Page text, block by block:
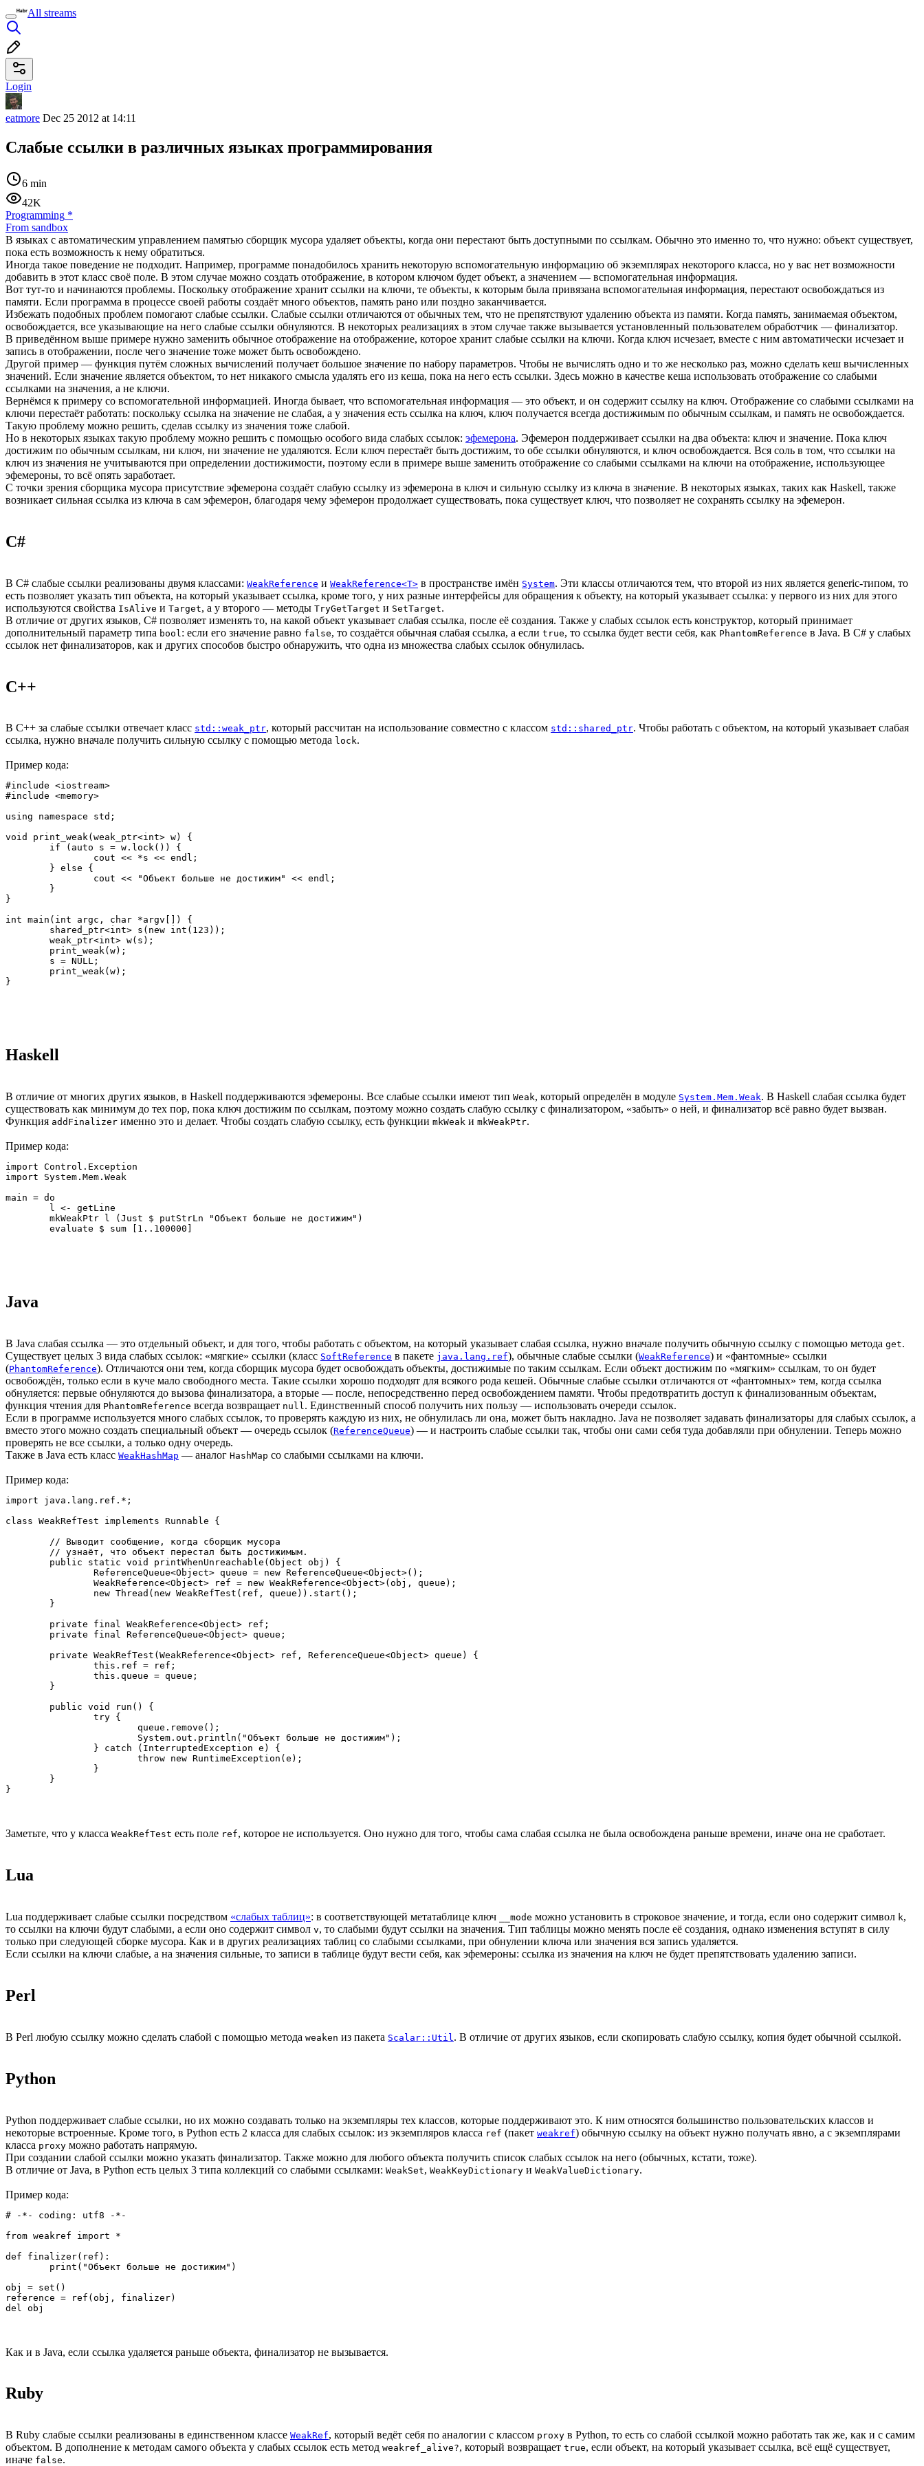
All streams
Login
eatmore Dec 25 2012 at 14:11
Слабые ссылки в различных языках программирования
6 min
42K
Programming *
From sandbox
В языках с автоматическим управлением памятью сборщик мусора удаляет объекты, когда они перестают быть доступными по ссылкам. Обычно это именно то, что нужно: объект существует,
пока есть возможность к нему обратиться.
Иногда такое поведение не подходит. Например, программе понадобилось хранить некоторую вспомогательную информацию об экземплярах некоторого класса, но у вас нет возможности
добавить в этот класс своё поле. В этом случае можно создать отображение, в котором ключом будет объект, а значением — вспомогательная информация.
Вот тут-то и начинаются проблемы. Поскольку отображение хранит ссылки на ключи, те объекты, к которым была привязана вспомогательная информация, перестают освобождаться из
памяти. Если программа в процессе своей работы создаёт много объектов, память рано или поздно заканчивается.
Избежать подобных проблем помогают слабые ссылки. Слабые ссылки отличаются от обычных тем, что не препятствуют удалению объекта из памяти. Когда память, занимаемая объектом,
освобождается, все указывающие на него слабые ссылки обнуляются. В некоторых реализациях в этом случае также вызывается установленный пользователем обработчик — финализатор.
В приведённом выше примере нужно заменить обычное отображение на отображение, которое хранит слабые ссылки на ключи. Когда ключ исчезает, вместе с ним автоматически исчезает и
запись в отображении, после чего значение тоже может быть освобождено.
Другой пример — функция путём сложных вычислений получает большое значение по набору параметров. Чтобы не вычислять одно и то же несколько раз, можно сделать кеш вычисленных
значений. Если значение является объектом, то нет никакого смысла удалять его из кеша, пока на него есть ссылки. Здесь можно в качестве кеша использовать отображение со слабыми
ссылками на значения, а не ключи.
Вернёмся к примеру со вспомогательной информацией. Иногда бывает, что вспомогательная информация — это объект, и он содержит ссылку на ключ. Отображение со слабыми ссылками на
ключи перестаёт работать: поскольку ссылка на значение не слабая, а у значения есть ссылка на ключ, ключ получается всегда достижимым по обычным ссылкам, и память не освобождается.
Такую проблему можно решить, сделав ссылку из значения тоже слабой.
Но в некоторых языках такую проблему можно решить с помощью особого вида слабых ссылок: эфемерона. Эфемерон поддерживает ссылки на два объекта: ключ и значение. Пока ключ
достижим по обычным ссылкам, ни ключ, ни значение не удаляются. Если ключ перестаёт быть достижим, то обе ссылки обнуляются, и ключ освобождается. Вся соль в том, что ссылки на
ключ из значения не учитываются при определении достижимости, поэтому если в примере выше заменить отображение со слабыми ссылками на ключи на отображение, использующее
эфемероны, то всё опять заработает.
С точки зрения сборщика мусора присутствие эфемерона создаёт слабую ссылку из эфемерона в ключ и сильную ссылку из ключа в значение. В некоторых языках, таких как Haskell, также
возникает сильная ссылка из ключа в сам эфемерон, благодаря чему эфемерон продолжает существовать, пока существует ключ, что позволяет не сохранять ссылку на эфемерон.
C#
В C# слабые ссылки реализованы двумя классами: WeakReference и WeakReference<T> в пространстве имён System. Эти классы отличаются тем, что второй из них является generic-типом, то
есть позволяет указать тип объекта, на который указывает ссылка, кроме того, у них разные интерфейсы для обращения к объекту, на который указывает ссылка: у первого из них для этого
используются свойства IsAlive и Target, а у второго — методы TryGetTarget и SetTarget.
В отличие от других языков, C# позволяет изменять то, на какой объект указывает слабая ссылка, после её создания. Также у слабых ссылок есть конструктор, который принимает
дополнительный параметр типа bool : если его значение равно false, то создаётся обычная слабая ссылка, а если true, то ссылка будет вести себя, как PhantomReference в Java. В C# у слабых
ссылок нет финализаторов, как и других способов быстро обнаружить, что одна из множества слабых ссылок обнулилась.
C++
В C++ за слабые ссылки отвечает класс std::weak_ptr, который рассчитан на использование совместно с классом std::shared_ptr. Чтобы работать с объектом, на который указывает слабая
ссылка, нужно вначале получить сильную ссылку с помощью метода lock.
Пример кода:
#include <iostream>
#include <memory>
using namespace std;
void print_weak(weak_ptr<int> w) {
}
int main(int argc, char *argv[]) {
Haskell
В отличие от многих других языков, в Haskell поддерживаются эфемероны. Все слабые ссылки имеют тип Weak, который определён в модуле System.Mem.Weak. В Haskell слабая ссылка будет
существовать как минимум до тех пор, пока ключ достижим по ссылкам, поэтому можно создать слабую ссылку с финализатором, «забыть» о ней, и финализатор всё равно будет вызван.
Функция addFinalizer именно это и делает. Чтобы создать слабую ссылку, есть функции mkWeak и mkWeakPtr.
Пример кода:
import Control.Exception
import System.Mem.Weak
main = do
Java
В Java слабая ссылка — это отдельный объект, и для того, чтобы работать с объектом, на который указывает слабая ссылка, нужно вначале получить обычную ссылку с помощью метода get.
Существует целых 3 вида слабых ссылок: «мягкие» ссылки (класс SoftReference в пакете java.lang.ref), обычные слабые ссылки (WeakReference) и «фантомные» ссылки
(PhantomReference). Отличаются они тем, когда сборщик мусора будет освобождать объекты, достижимые по таким ссылкам. Если объект достижим по «мягким» ссылкам, то он будет
освобождён, только если в куче мало свободного места. Такие ссылки хорошо подходят для всякого рода кешей. Обычные слабые ссылки отличаются от «фантомных» тем, когда ссылка
обнуляется: первые обнуляются до вызова финализатора, а вторые — после, непосредственно перед освобождением памяти. Чтобы предотвратить доступ к финализованным объектам,
функция чтения для PhantomReference всегда возвращает null. Единственный способ получить них пользу — использовать очереди ссылок.
Если в программе используется много слабых ссылок, то проверять каждую из них, не обнулилась ли она, может быть накладно. Java не позволяет задавать финализаторы для слабых ссылок, а
вместо этого можно создать специальный объект — очередь ссылок (ReferenceQueue) — и настроить слабые ссылки так, чтобы они сами себя туда добавляли при обнулении. Теперь можно
проверять не все ссылки, а только одну очередь.
Также в Java есть класс WeakHashMap — аналог HashMap со слабыми ссылками на ключи.
Пример кода:
import java.lang.ref.*;
class WeakRefTest implements Runnable {
Заметьте, что у класса WeakRefTest есть поле ref, которое не используется. Оно нужно для того, чтобы сама слабая ссылка не была освобождена раньше времени, иначе она не сработает.
Lua
Lua поддерживает слабые ссылки посредством «слабых таблиц»: в соответствующей метатаблице ключ __mode можно установить в строковое значение, и тогда, если оно содержит символ k,
то ссылки на ключи будут слабыми, а если оно содержит символ v, то слабыми будут ссылки на значения. Тип таблицы можно менять после её создания, однако изменения вступят в силу
только при следующей сборке мусора. Как и в других реализациях таблиц со слабыми ссылками, при обнулении ключа или значения вся запись удаляется.
Если ссылки на ключи слабые, а на значения сильные, то записи в таблице будут вести себя, как эфемероны: ссылка из значения на ключ не будет препятствовать удалению записи.
Perl
В Perl любую ссылку можно сделать слабой с помощью метода weaken из пакета Scalar::Util . В отличие от других языков, если скопировать слабую ссылку, копия будет обычной ссылкой.
Python
Python поддерживает слабые ссылки, но их можно создавать только на экземпляры тех классов, которые поддерживают это. К ним относятся большинство пользовательских классов и
некоторые встроенные. Кроме того, в Python есть 2 класса для слабых ссылок: из экземпляров класса ref (пакет weakref) обычную ссылку на объект нужно получать явно, а с экземплярами
класса proxy можно работать напрямую.
При создании слабой ссылки можно указать финализатор. Также можно для любого объекта получить список слабых ссылок на него (обычных, кстати, тоже).
В отличие от Java, в Python есть целых 3 типа коллекций со слабыми ссылками: WeakSet, WeakKeyDictionary и WeakValueDictionary.
Пример кода:
# -*- coding: utf8 -*-
from weakref import *
def finalizer(ref):
obj = set()
reference = ref(obj, finalizer)
Как и в Java, если ссылка удаляется раньше объекта, финализатор не вызывается.
Ruby
В Ruby слабые ссылки реализованы в единственном классе WeakRef, который ведёт себя по аналогии с классом proxy в Python, то есть со слабой ссылкой можно работать так же, как и с самим
объектом. В дополнение к методам самого объекта у слабых ссылок есть метод weakref_alive?, который возвращает true, если объект, на который указывает ссылка, всё ещё существует,
иначе false.